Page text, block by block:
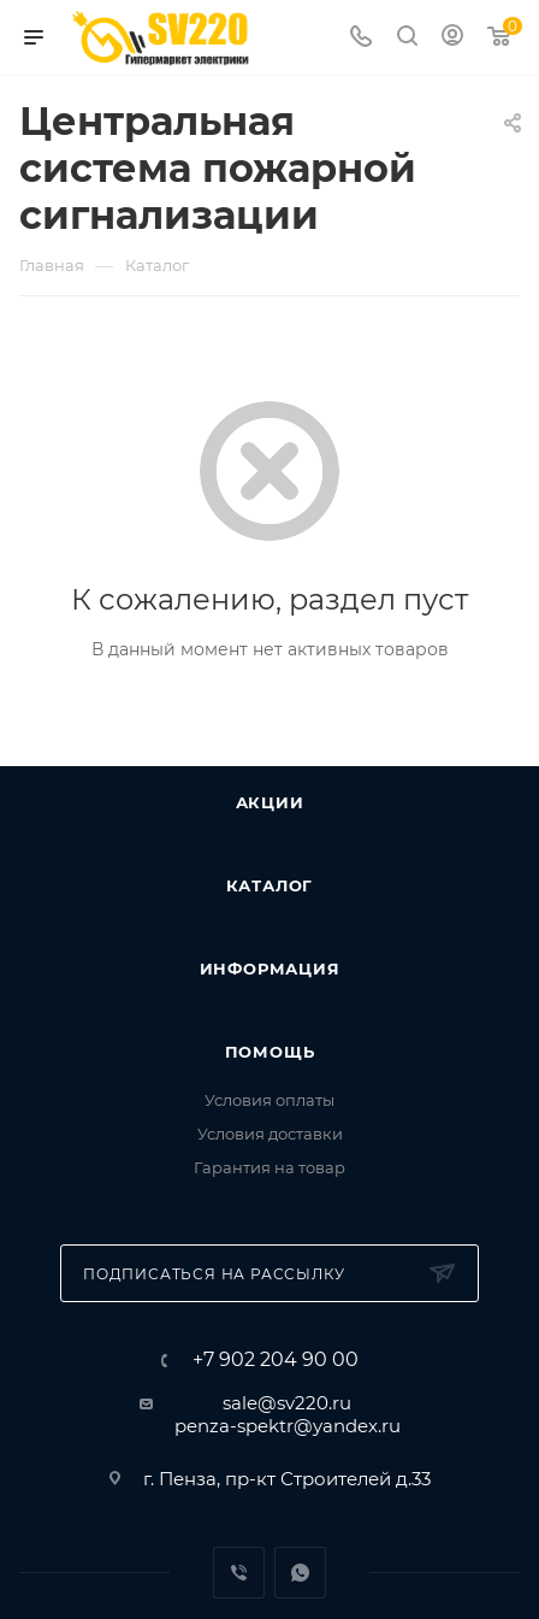
0
Центральная
система пожарной
сигнализации
Главная — Каталог
К сожалению, раздел пуст
В данный момент нет активных товаров
АКЦИИ
КАТАЛОГ
ИНФОРМАЦИЯ
ПОМОЩЬ
Условия оплаты
Условия доставки
Гарантия на товар
ПОДПИСАТЬСЯ НА РАССЫЛКУ
+7 902 204 90 00
sale@sv220.ru
penza-spektr@yandex.ru
г. Пенза, пр-кт Строителей д.33